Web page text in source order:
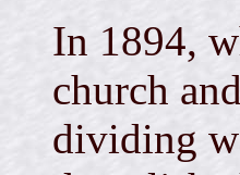
In 1894,
church
dividing